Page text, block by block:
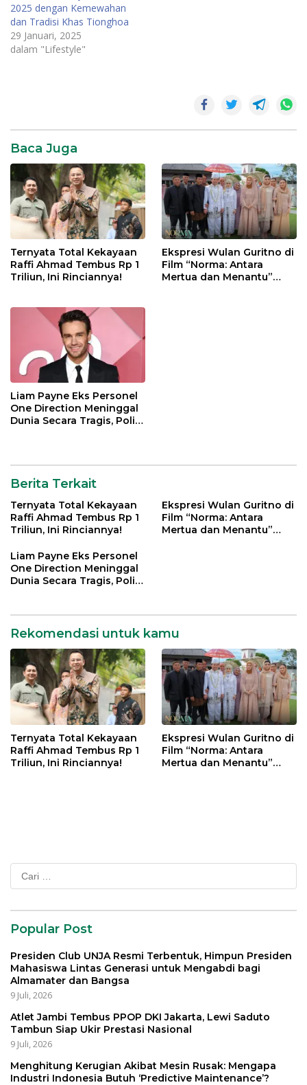
2025 dengan Kemewahan
dan Tradisi Khas Tionghoa
29 Januari, 2025
dalam "Lifestyle"
Baca Juga
Ternyata Total Kekayaan
Raffi Ahmad Tembus Rp 1
Triliun, Ini Rinciannya!
Ekspresi Wulan Guritno di
Film “Norma: Antara
Mertua dan Menantu”
Liam Payne Eks Personel
One Direction Meninggal
Dunia Secara Tragis, Polisi
Berita Terkait
Ternyata Total Kekayaan
Raffi Ahmad Tembus Rp 1
Triliun, Ini Rinciannya!
Ekspresi Wulan Guritno di
Film “Norma: Antara
Mertua dan Menantu”
Liam Payne Eks Personel
One Direction Meninggal
Dunia Secara Tragis, Polisi
Rekomendasi untuk kamu
Ternyata Total Kekayaan
Raffi Ahmad Tembus Rp 1
Triliun, Ini Rinciannya!
Ekspresi Wulan Guritno di
Film “Norma: Antara
Mertua dan Menantu”
Popular Post
Presiden Club UNJA Resmi Terbentuk, Himpun Presiden
Mahasiswa Lintas Generasi untuk Mengabdi bagi
Almamater dan Bangsa
9 Juli, 2026
Atlet Jambi Tembus PPOP DKI Jakarta, Lewi Saduto
Tambun Siap Ukir Prestasi Nasional
9 Juli, 2026
Menghitung Kerugian Akibat Mesin Rusak: Mengapa
Industri Indonesia Butuh ‘Predictive Maintenance’?